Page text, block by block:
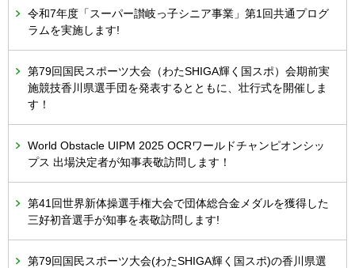
令和7年度「スーパー讃岐っ子シニア事業」第1回共通プログ
ラムを実施します!
第79回国民スポーツ大会（わたSHIGA輝く国スポ）会期前実
施競技香川県選手団を発表するとともに、壮行式を開催しま
す！
World Obstacle UIPM 2025 OCRワールドチャンピオンシッ
プス 出場決定者が知事表敬訪問します！
第41回世界新体操選手権大会で団体総合金メダルを獲得した
三好初音選手が知事を表敬訪問します!
第79回国民スポーツ大会(わたSHIGA輝く国スポ)の香川県選